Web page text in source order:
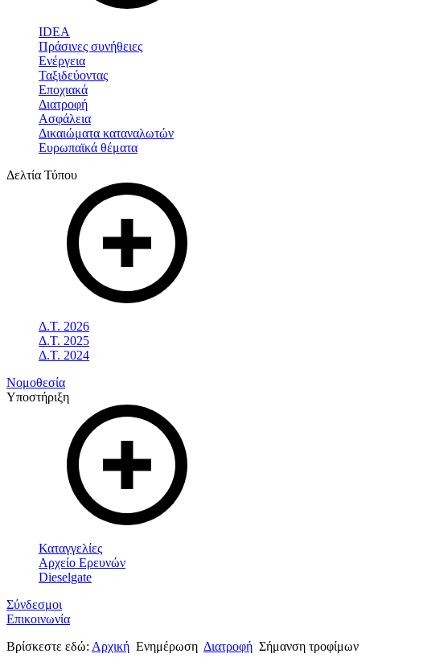
IDEA
Πράσινες συνήθειες
Ενέργεια
Ταξιδεύοντας
Εποχιακά
Διατροφή
Ασφάλεια
Δικαιώματα καταναλωτών
Ευρωπαϊκά θέματα
Δελτία Τύπου
Δ.Τ. 2026
Δ.Τ. 2025
Δ.Τ. 2024
Νομοθεσία
Υποστήριξη
Καταγγελίες
Αρχείο Ερευνών
Dieselgate
Σύνδεσμοι
Επικοινωνία
Βρίσκεστε εδώ: Αρχική Ενημέρωση Διατροφή Σήμανση τροφίμων